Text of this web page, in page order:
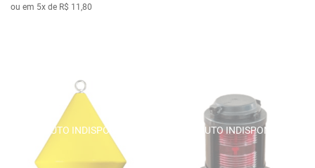
ou em 5xde R$ 11,80